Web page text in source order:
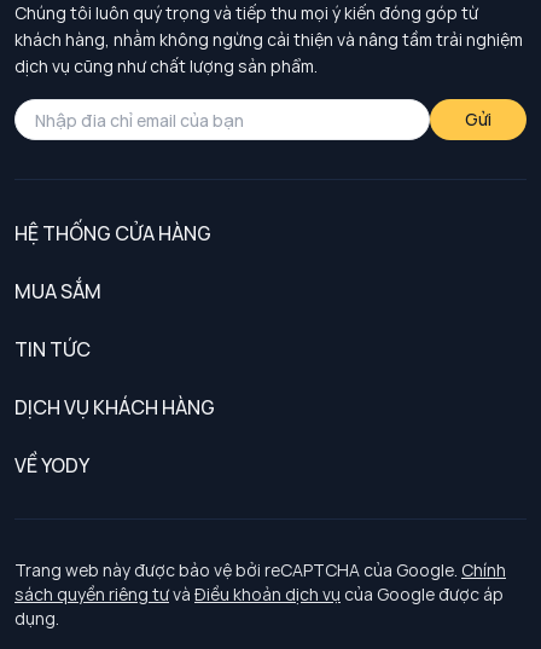
Chúng tôi luôn quý trọng và tiếp thu mọi ý kiến đóng góp từ
khách hàng, nhằm không ngừng cải thiện và nâng tầm trải nghiệm
dịch vụ cũng như chất lượng sản phẩm.
Gửi
HỆ THỐNG CỬA HÀNG
MUA SẮM
TIN TỨC
DỊCH VỤ KHÁCH HÀNG
Chính sách khách hàng thân thiết
Chính sách bảo vệ dữ liệu cá nhân
Chính sách thanh toán, giao nhận
VỀ YODY
Tuyển dụng
Trang web này được bảo vệ bởi reCAPTCHA của Google. Chính
sách quyền riêng tưvà Điều khoản dịch vụ của Google được áp
dụng.